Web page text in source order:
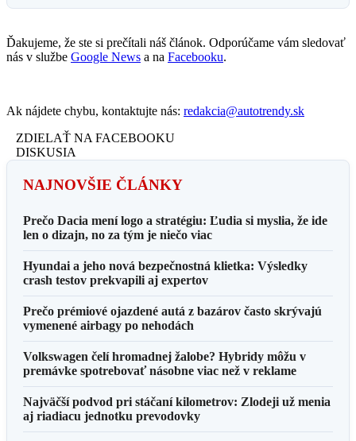
Ďakujeme, že ste si prečítali náš článok. Odporúčame vám sledovať
nás v službe Google News a na Facebooku.
Ak nájdete chybu, kontaktujte nás: redakcia@autotrendy.sk
ZDIELAŤ NA FACEBOOKU
DISKUSIA
NAJNOVŠIE ČLÁNKY
Prečo Dacia mení logo a stratégiu: Ľudia si myslia, že ide
len o dizajn, no za tým je niečo viac
Hyundai a jeho nová bezpečnostná klietka: Výsledky
crash testov prekvapili aj expertov
Prečo prémiové ojazdené autá z bazárov často skrývajú
vymenené airbagy po nehodách
Volkswagen čelí hromadnej žalobe? Hybridy môžu v
premávke spotrebovať násobne viac než v reklame
Najväčší podvod pri stáčaní kilometrov: Zlodeji už menia
aj riadiacu jednotku prevodovky